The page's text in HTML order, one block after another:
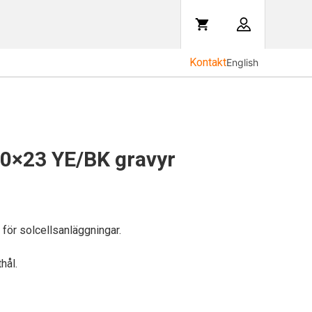
KontaktEnglish
YE/BK gravyr
solcellsanläggningar.